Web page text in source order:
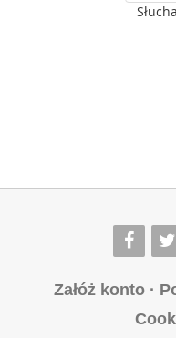
Załóż konto·